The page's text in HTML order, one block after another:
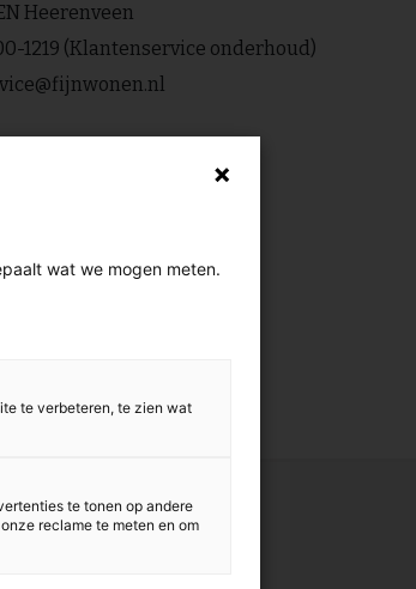
Heerenveen
1219 (Klantenservice onderhoud)
wat we mogen meten.
te verbeteren, te zien wat
te tonen op andere
reclame te meten en om